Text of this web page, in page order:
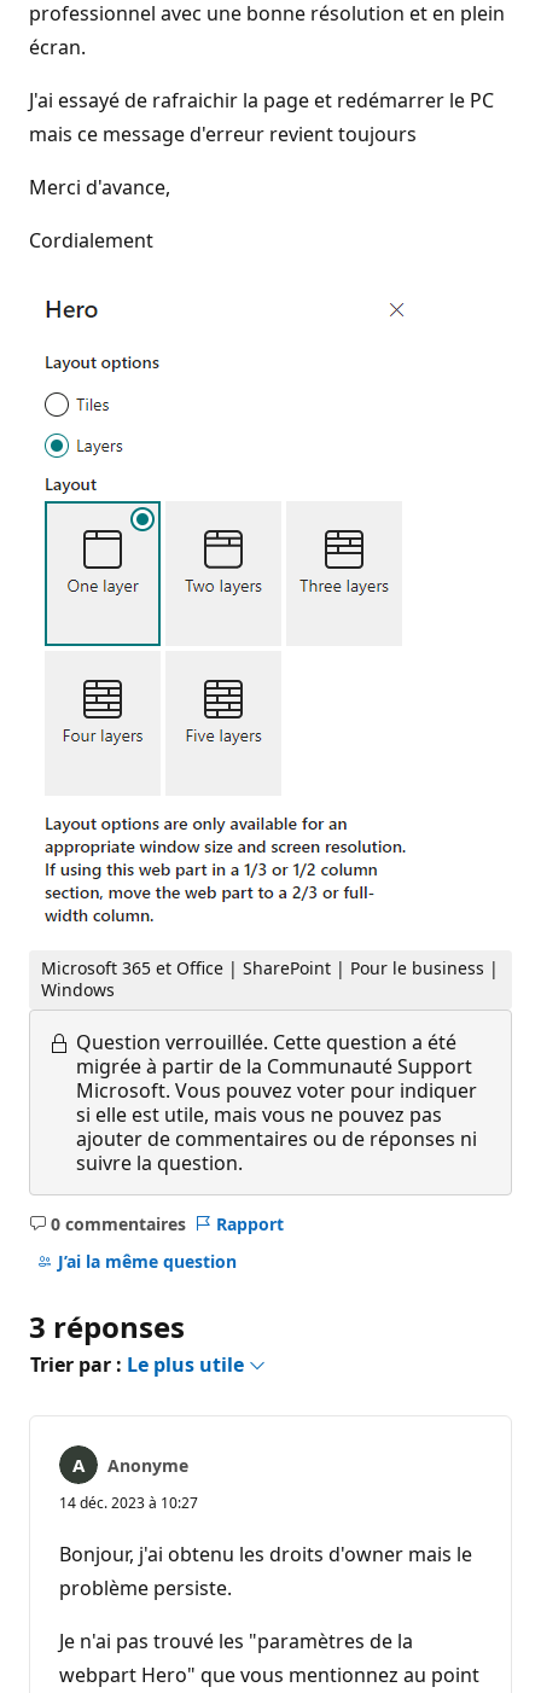
professionnel avec une bonne résolution et en plein
écran.
J'ai essayé de rafraichir la page et redémarrer le PC
mais ce message d'erreur revient toujours
Merci d'avance,
Cordialement
Microsoft 365 et Office | SharePoint | Pour le business |
Windows
Question verrouillée. Cette question a été
migrée à partir de la Communauté Support
Microsoft. Vous pouvez voter pour indiquer
si elle est utile, mais vous ne pouvez pas
ajouter de commentaires ou de réponses ni
suivre la question.
0 commentaires
Aucun
commentaire
Rapport
J’ai la même question
3 réponses
Trier par : Le plus utile
Anonyme
14 déc. 2023 à 10:27
Bonjour, j'ai obtenu les droits d'owner mais le
problème persiste.
Je n'ai pas trouvé les "paramètres de la
webpart Hero" que vous mentionnez au point